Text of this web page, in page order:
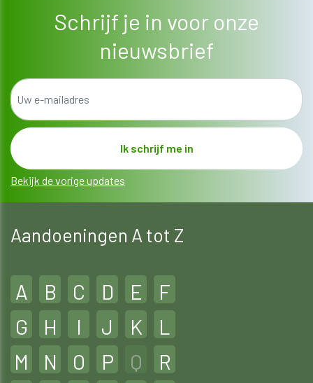
Schrijf je in voor onze
nieuwsbrief
Bekijk de vorige updates
Aandoeningen A tot Z
A B C D E
F
G
H I J K
L
M
N O P Q
R